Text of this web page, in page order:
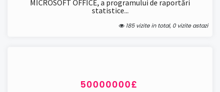
MICROSOFT OFFICE, a programului de raportări
statistice...
185 vizite in total, 0 vizite astazi
50000000£